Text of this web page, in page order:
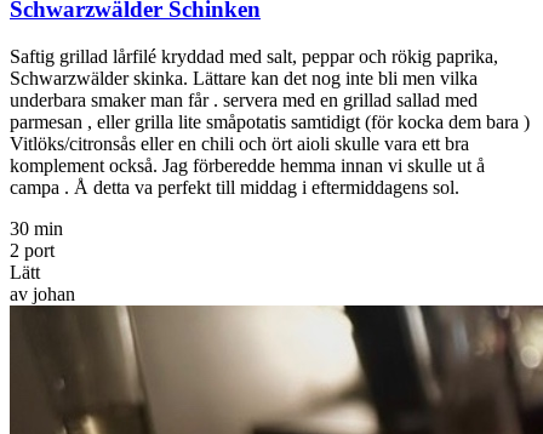
Schwarzwälder Schinken
Saftig grillad lårfilé kryddad med salt, peppar och rökig paprika,
Schwarzwälder skinka. Lättare kan det nog inte bli men vilka
underbara smaker man får . servera med en grillad sallad med
parmesan , eller grilla lite småpotatis samtidigt (för kocka dem bara )
Vitlöks/citronsås eller en chili och ört aioli skulle vara ett bra
komplement också. Jag förberedde hemma innan vi skulle ut å
campa . Å detta va perfekt till middag i eftermiddagens sol.
30 min
2 port
Lätt
av johan